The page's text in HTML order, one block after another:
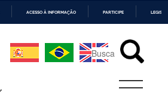
CONTEÚDO
ACESSO À INFORMAÇÃO PARTICIPE